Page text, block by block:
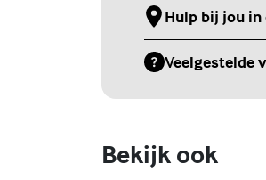
Hulp bij jou
(Externe link)
Veelgestelde
(Externe link)
Bekijk ook
Online